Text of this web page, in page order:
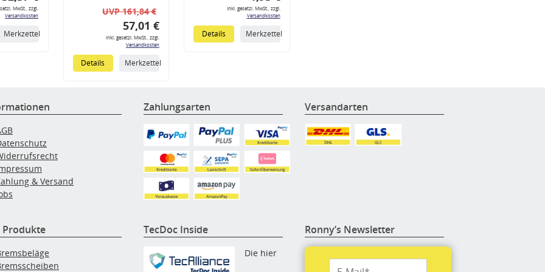
MwSt., zzgl.
Versandkosten
Merkzettel
UVP 161,84 €
57,01 €
inkl. gesetzl. MwSt., zzgl.
Versandkosten
Details Merkzettel
inkl. gesetzl. MwSt., zzgl.
Versandkosten
Details Merkzettel
& Versand
Zahlungsarten Versandarten
Produkte TecDoc Inside
Die hier
Ronny’s Newsletter